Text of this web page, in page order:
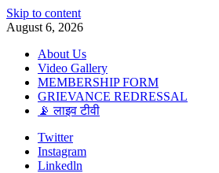
Skip to content
August 6, 2026
About Us
Video Gallery
MEMBERSHIP FORM
GRIEVANCE REDRESSAL
📡 लाइव टीवी
Twitter
Instagram
Linkedln